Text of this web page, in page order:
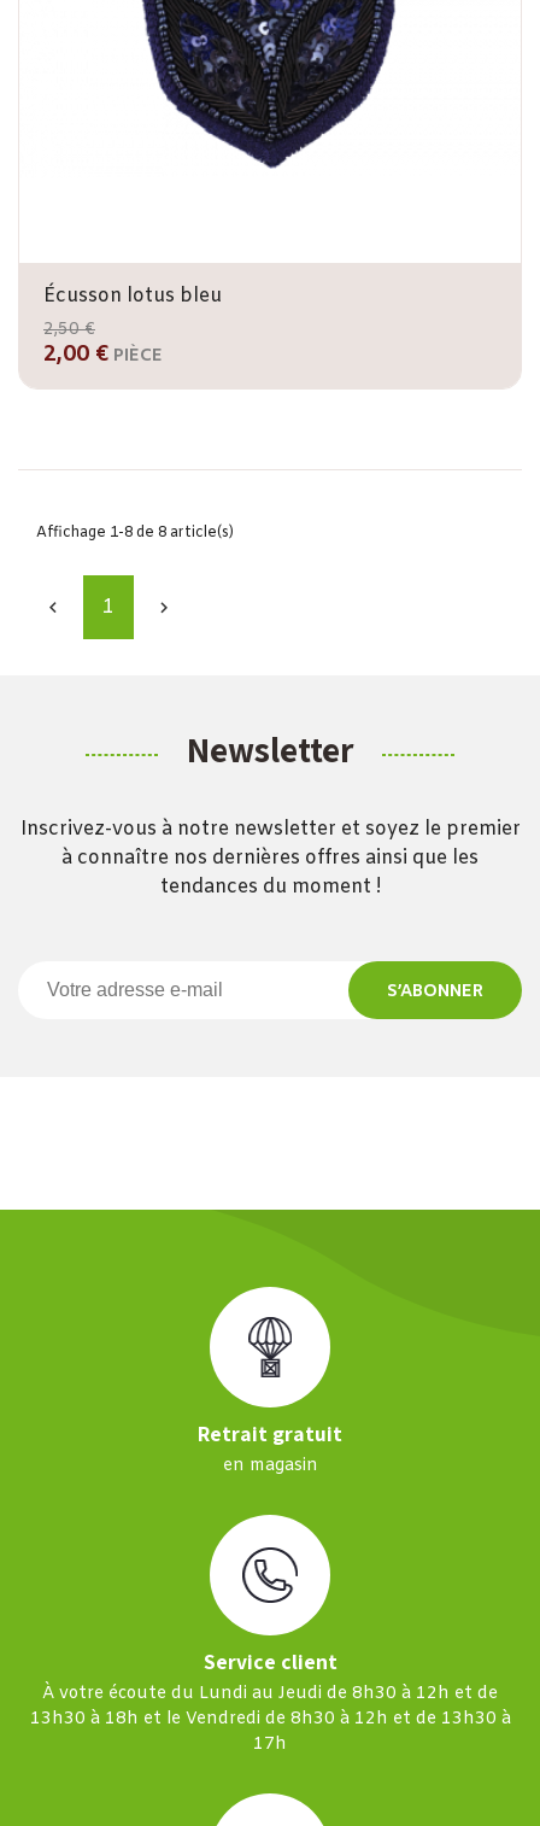
Écusson lotus bleu
2,50 €
2,00 € PIÈCE
Affichage 1-8 de 8 article(s)
 1 
Newsletter
Inscrivez-vous à notre newsletter et soyez le premier
à connaître nos dernières offres ainsi que les
tendances du moment !
S’ABONNER
Retrait gratuit
en magasin
Service client
À votre écoute du Lundi au Jeudi de 8h30 à 12h et de
13h30 à 18h et le Vendredi de 8h30 à 12h et de 13h30 à
17h